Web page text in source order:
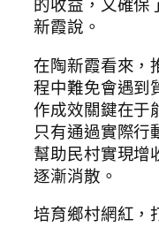
的收益，又確保
新霞說。
在陶新霞看來，
程中難免會遇到
作成效關鍵在于
只有通過實際行
幫助民村實現增
逐漸消散。
培育鄉村網紅，